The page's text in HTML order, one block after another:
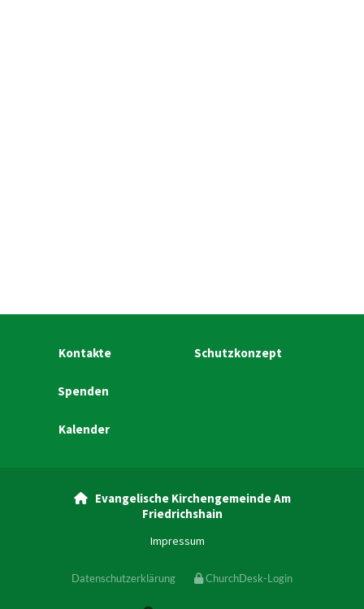
Kontakte Schutzkonzept
Spenden
Kalender
Evangelische Kirchengemeinde Am
Friedrichshain
Impressum
Datenschutzerklärung ChurchDesk-Login